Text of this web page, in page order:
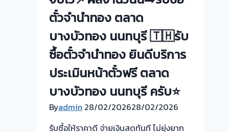
รับ
ซื้อ
ตั๋ว
จำนำ
ทอง
บริการ
ประเมิน
หน้า
ตั๋วจำนำทอง ตลาด
บางบัวทอง นนทบุรี 🇹🇭รับ
ซื้อตั๋วจำนำทอง ยินดีบริการ
ประเมินหน้าตั๋วฟรี ตลาด
บางบัวทอง นนทบุรี ครับ⭐
Byadmin 28/02/202628/02/2026
รับซื้อให้ราคาดี จ่ายเงินสดทันที ไม่ยุ่งยาก